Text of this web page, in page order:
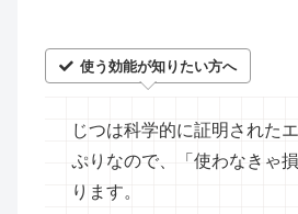
使う効能が知りたい方へ
じつは科学的に証明された
ぷりなので、「使わなきゃ
ります。